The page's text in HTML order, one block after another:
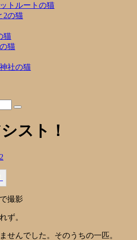
トルートの猫
2の猫
猫
猫
社の猫
スト！
撮影
ず。
せんでした。そのうちの一匹。